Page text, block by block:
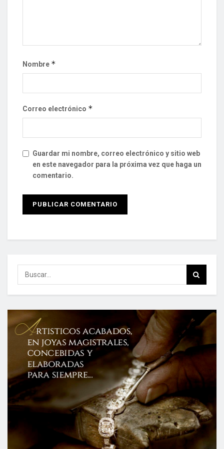
Nombre *
Correo electrónico *
Guardar mi nombre, correo electrónico y sitio web
en este navegador para la próxima vez que haga un
comentario.